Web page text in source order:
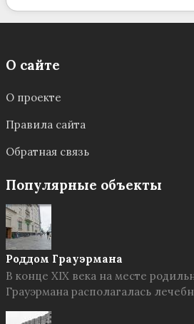
О сайте
О проекте
Правила сайта
Обратная связь
Популярные объекты
Роддом Грауэрмана
В конце XIX века на месте
Грауэрмана располагалась